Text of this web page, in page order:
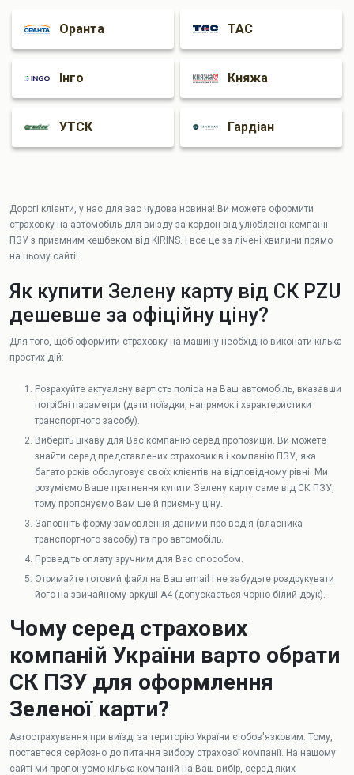
Оранта ТАС
Інго Княжа
УТСК Гардіан
Дорогі клієнти, у нас для вас чудова новина! Ви можете оформити
страховку на автомобіль для виїзду за кордон від улюбленої компанії
ПЗУ з приємним кешбеком від KIRINS. І все це за лічені хвилини прямо
на цьому сайті!
Як купити Зелену карту від СК PZU
дешевше за офіційну ціну?
Для того, щоб оформити страховку на машину необхідно виконати кілька
простих дій:
Розрахуйте актуальну вартість поліса на Ваш автомобіль, вказавши
потрібні параметри (дати поїздки, напрямок і характеристики
транспортного засобу).
Виберіть цікаву для Вас компанію серед пропозицій. Ви можете
знайти серед представлених страховиків і компанію ПЗУ, яка
багато років обслуговує своїх клієнтів на відповідному рівні. Ми
розуміємо Ваше прагнення купити Зелену карту саме від СК ПЗУ,
тому пропонуємо Вам ще й приємну ціну.
Заповніть форму замовлення даними про водія (власника
транспортного засобу) та про автомобіль.
Проведіть оплату зручним для Вас способом.
Отримайте готовий файл на Ваш email і не забудьте роздрукувати
його на звичайному аркуші А4 (допускається чорно-білий друк).
Чому серед страхових
компаній України варто обрати
СК ПЗУ для оформлення
Зеленої карти?
Автострахування при виїзді за територію України є обов'язковим. Тому,
поставтеся серйозно до питання вибору страхової компанії. На нашому
сайті ми пропонуємо кілька компаній на Ваш вибір, серед яких